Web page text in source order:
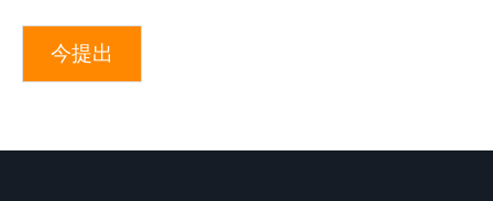
今提出